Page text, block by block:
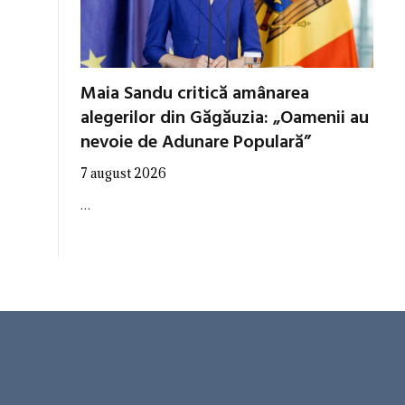
Maia Sandu critică amânarea
alegerilor din Găgăuzia: „Oamenii au
nevoie de Adunare Populară”
7 august 2026
…